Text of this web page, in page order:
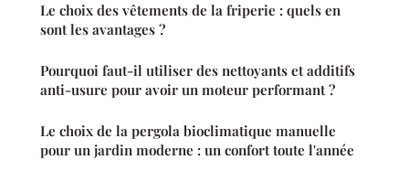
Le choix des vêtements de la friperie : quels en
sont les avantages ?
Pourquoi faut-il utiliser des nettoyants et additifs
anti-usure pour avoir un moteur performant ?
Le choix de la pergola bioclimatique manuelle
pour un jardin moderne : un confort toute l'année